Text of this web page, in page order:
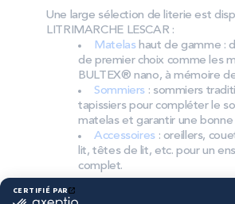
Une large sélection de literie est
LITRIMARCHE LESCAR :
Matelashaut de gamme :
de premier choix comme les
BULTEX® nano, à mémoire
Sommiers : sommiers
tapissiers pour compléter le
matelas et garantir une bonne
Accessoires: oreillers,
lit, têtes de lit, etc. pour un
complet.
Pourquoi choisir